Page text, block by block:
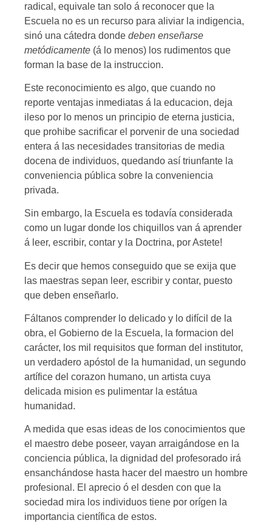
radical, equivale tan solo á reconocer que la
Escuela no es un recurso para aliviar la indigencia,
sinó una cátedra donde deben enseñarse
metódicamente (á lo menos) los rudimentos que
forman la base de la instruccion.
Este reconocimiento es algo, que cuando no
reporte ventajas inmediatas á la educacion, deja
ileso por lo menos un principio de eterna justicia,
que prohibe sacrificar el porvenir de una sociedad
entera á las necesidades transitorias de media
docena de individuos, quedando así triunfante la
conveniencia pública sobre la conveniencia
privada.
Sin embargo, la Escuela es todavía considerada
como un lugar donde los chiquillos van á aprender
á leer, escribir, contar y la Doctrina, por Astete!
Es decir que hemos conseguido que se exija que
las maestras sepan leer, escribir y contar, puesto
que deben enseñarlo.
Fáltanos comprender lo delicado y lo difícil de la
obra, el Gobierno de la Escuela, la formacion del
carácter, los mil requisitos que forman del institutor,
un verdadero apóstol de la humanidad, un segundo
artífice del corazon humano, un artista cuya
delicada mision es pulimentar la estátua
humanidad.
A medida que esas ideas de los conocimientos que
el maestro debe poseer, vayan arraigándose en la
conciencia pública, la dignidad del profesorado irá
ensanchándose hasta hacer del maestro un hombre
profesional. El aprecio ó el desden con que la
sociedad mira los individuos tiene por orígen la
importancia científica de estos.